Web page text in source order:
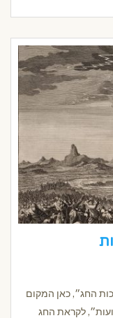
החג״, כאן המקום
לקראת החג